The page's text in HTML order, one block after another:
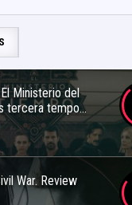
Ministerio del
tercera tempo...
War. Review